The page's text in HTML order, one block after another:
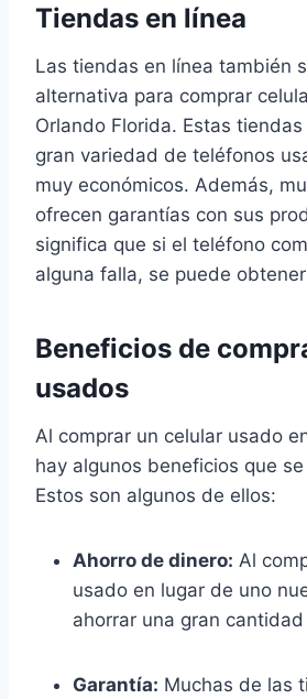
Tiendas en línea
Las tiendas en línea también
alternativa para comprar
Orlando Florida. Estas
gran variedad de teléfonos
muy económicos. Además,
ofrecen garantías con sus
significa que si el teléfono
alguna falla, se puede
Beneficios de
usados
Al comprar un celular usado
hay algunos beneficios que
Estos son algunos de ellos:
Ahorro de dinero: Al
usado en lugar de uno
ahorrar una gran
Garantía: Muchas de las